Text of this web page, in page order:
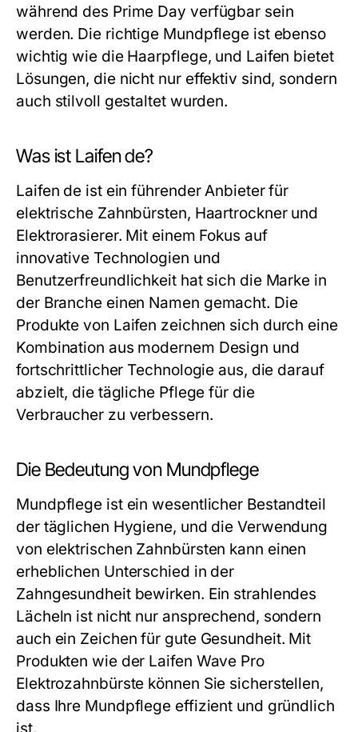
während des Prime Day verfügbar sein
werden. Die richtige Mundpflege ist ebenso
wichtig wie die Haarpflege, und Laifen bietet
Lösungen, die nicht nur effektiv sind, sondern
auch stilvoll gestaltet wurden.
Was ist Laifen de?
Laifen de ist ein führender Anbieter für
elektrische Zahnbürsten, Haartrockner und
Elektrorasierer. Mit einem Fokus auf
innovative Technologien und
Benutzerfreundlichkeit hat sich die Marke in
der Branche einen Namen gemacht. Die
Produkte von Laifen zeichnen sich durch eine
Kombination aus modernem Design und
fortschrittlicher Technologie aus, die darauf
abzielt, die tägliche Pflege für die
Verbraucher zu verbessern.
Die Bedeutung von Mundpflege
Mundpflege ist ein wesentlicher Bestandteil
der täglichen Hygiene, und die Verwendung
von elektrischen Zahnbürsten kann einen
erheblichen Unterschied in der
Zahngesundheit bewirken. Ein strahlendes
Lächeln ist nicht nur ansprechend, sondern
auch ein Zeichen für gute Gesundheit. Mit
Produkten wie der Laifen Wave Pro
Elektrozahnbürste können Sie sicherstellen,
dass Ihre Mundpflege effizient und gründlich